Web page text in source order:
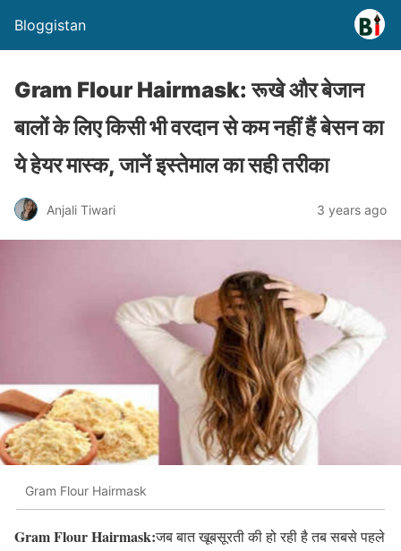
Bloggistan
Gram Flour Hairmask: रूखे और बेजान
बालों के लिए किसी भी वरदान से कम नहीं हैं बेसन का
ये हेयर मास्क, जानें इस्तेमाल का सही तरीका
Anjali Tiwari 3 years ago
Gram Flour Hairmask
Gram Flour Hairmask:जब बात खूबसूरती की हो रही है तब सबसे पहले